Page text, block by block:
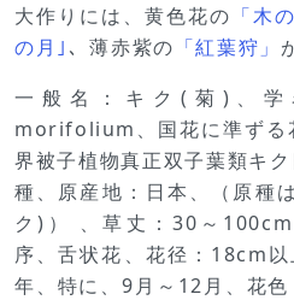
大作りには、黄色花の 「木
の月｣ 、薄赤紫の 「紅葉狩」
一般名：キク(菊)、学
morifolium、国花に準ずる
界被子植物真正双子葉類キ
種、原産地：日本、（原種
ク)） 、草丈：30～
序、舌状花、花径：18cm
年、特に、9月～12月、花色